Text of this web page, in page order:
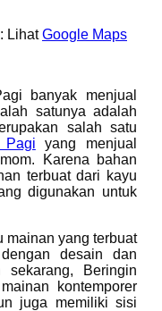
: LihatGoogle Maps
banyak menjual
satunya adalah
salah satu
yang menjual
Karena bahan
terbuat dari kayu
digunakan untuk
mainan yang terbuat
desain dan
Beringin
kontemporer
juga memiliki sisi